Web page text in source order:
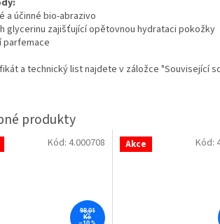
a účinné bio-abrazivo
glycerinu zajišťující opětovnou hydrataci pokožky
parfemace
a technický list najdete v záložce "Související
98,01
Kč
Kód: 4.000708 Akce Kód: